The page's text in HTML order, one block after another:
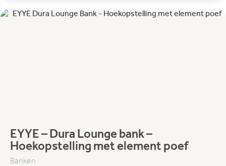
EYYE – Dura Lounge bank –
Hoekopstelling met element poef
Banken